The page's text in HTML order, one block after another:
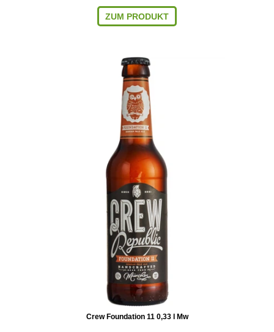
ZUM PRODUKT
Crew Foundation 11 0,33 l Mw